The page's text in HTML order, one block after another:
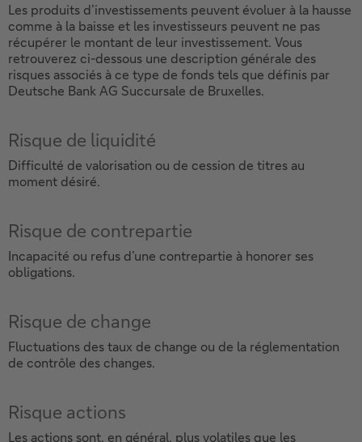
Les produits d’investissements peuvent évoluer à la hausse
comme à la baisse et les investisseurs peuvent ne pas
récupérer le montant de leur investissement. Vous
retrouverez ci-dessous une description générale des
risques associés à ce type de fonds tels que définis par
Deutsche Bank AG Succursale de Bruxelles.
Risque de liquidité
Difficulté de valorisation ou de cession de titres au
moment désiré.
Risque de contrepartie
Incapacité ou refus d’une contrepartie à honorer ses
obligations.
Risque de change
Fluctuations des taux de change ou de la réglementation
de contrôle des changes.
Risque actions
Les actions sont, en général, plus volatiles que les